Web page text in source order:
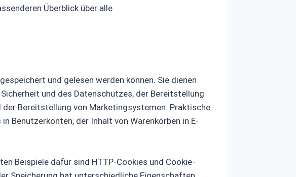
Überblick über alle
und gelesen werden können. Sie dienen
und des Datenschutzes, der Bereitstellung
Bereitstellung von Marketingsystemen. Praktische
Benutzerkonten, der Inhalt von Warenkörben in E-
Beispiele dafür sind HTTP-Cookies und Cookie-